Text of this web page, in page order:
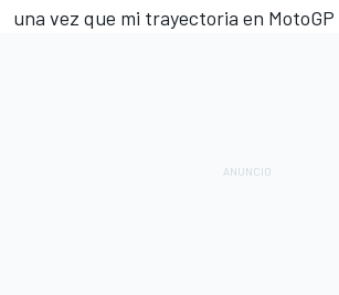
una vez que mi trayectoria en MotoGP